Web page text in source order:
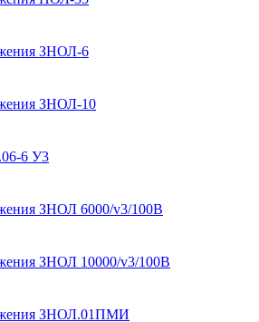
ЗНОЛ-6
ЗНОЛ-10
6 У3
ЗНОЛ 6000/v3/100В
ЗНОЛ 10000/v3/100В
ЗНОЛ.01ПМИ